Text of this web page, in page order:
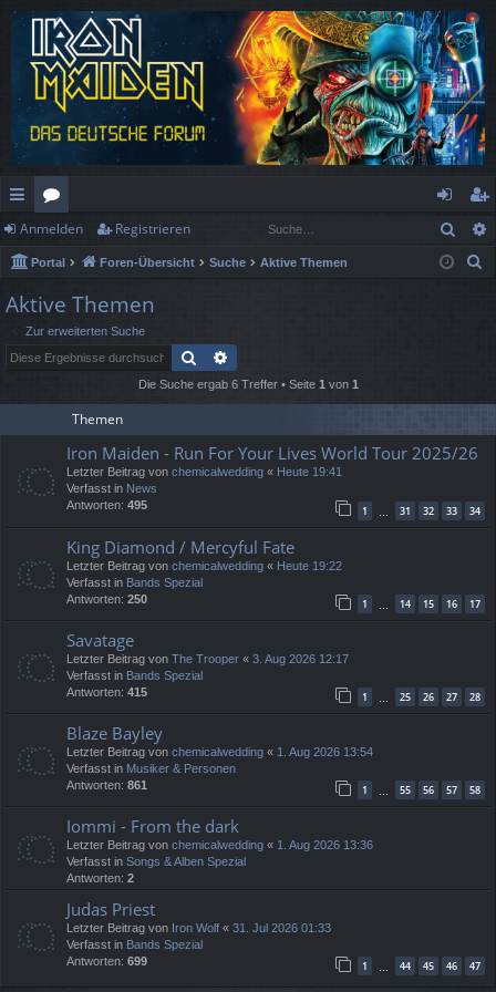
ch
ne
llz
or
en
n
m
eg
ist
Anmelden Registrieren
Portal Foren-Übersicht Suche Aktive Themen
Aktive Themen
Zur erweiterten Suche
Suche
Die Suche ergab 6 Treffer • Seite 1von 1
Themen
Iron Maiden - Run For Your Lives World Tour 2025/26
Letzter Beitrag von chemicalwedding « Heute 19:41
Verfasst in News
Antworten: 495 1 31 32 33 34
King Diamond / Mercyful Fate
Letzter Beitrag von chemicalwedding « Heute 19:22
Verfasst in Bands Spezial
Antworten: 250 1 14 15 16 17
Savatage
Letzter Beitrag von The Trooper « 3. Aug 2026 12:17
Verfasst in Bands Spezial
Antworten: 415 1 25 26 27 28
Blaze Bayley
Letzter Beitrag von chemicalwedding « 1. Aug 2026 13:54
Verfasst in Musiker & Personen
Antworten: 861 1 55 56 57 58
Iommi - From the dark
Letzter Beitrag von chemicalwedding « 1. Aug 2026 13:36
Verfasst in Songs & Alben Spezial
Antworten: 2
Judas Priest
Letzter Beitrag von Iron Wolf « 31. Jul 2026 01:33
Verfasst in Bands Spezial
Antworten: 699 1 44 45 46 47